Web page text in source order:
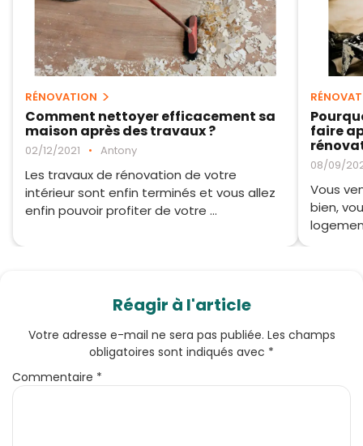
RÉNOVATION
Comment nettoyer efficacement sa
maison après des travaux ?
02/12/2021 • Antony
Les travaux de rénovation de votre
intérieur sont enfin terminés et vous allez
enfin pouvoir profiter de votre ...
faire
08/09/
Vous
bien,
Réagir à l'article
Votre adresse e-mail ne sera pas publiée. Les champs
obligatoires sont indiqués avec *
Commentaire *